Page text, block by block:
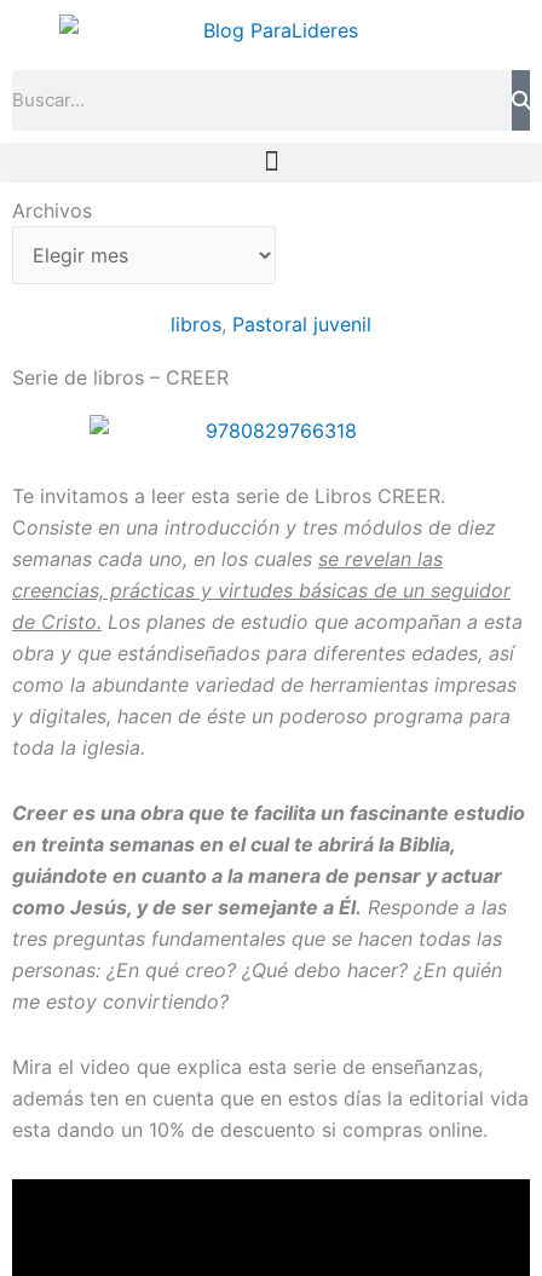
Archivos
Archivos
libros, Pastoral juvenil
Serie de libros – CREER
Te invitamos a leer esta serie de Libros CREER.
Consiste en una introducción y tres módulos de diez
semanas cada uno, en los cuales se revelan las
creencias, prácticas y virtudes básicas de un seguidor
de Cristo. Los planes de estudio que acompañan a esta
obra y que estándiseñados para diferentes edades, así
como la abundante variedad de herramientas impresas
y digitales, hacen de éste un poderoso programa para
toda la iglesia.
Creer es una obra que te facilita un fascinante estudio
en treinta semanas en el cual te abrirá la Biblia,
guiándote en cuanto a la manera de pensar y actuar
como Jesús, y de ser semejante a Él. Responde a las
tres preguntas fundamentales que se hacen todas las
personas: ¿En qué creo? ¿Qué debo hacer? ¿En quién
me estoy convirtiendo?
Mira el video que explica esta serie de enseñanzas,
además ten en cuenta que en estos días la editorial vida
esta dando un 10% de descuento si compras online.